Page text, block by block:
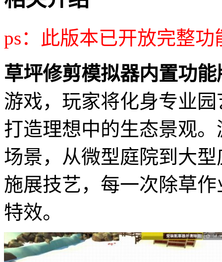
ps：此版本已开放完整
草坪修剪模拟器内置功能
游戏，玩家将化身专业
打造理想中的生态景观
场景，从微型庭院到大
施展技艺，每一次除草
特效。